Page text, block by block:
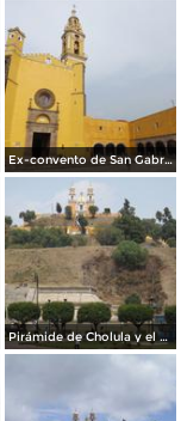
Ex-convento de San Gabriel siglo XVI. Cholula
Pirámide de Cholula y el Templo de los Remedios. Mayo/2013